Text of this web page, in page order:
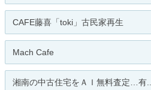
CAFE藤喜「toki」古民家再生
Mach Cafe
湘南の中古住宅をＡＩ無料査定…有...